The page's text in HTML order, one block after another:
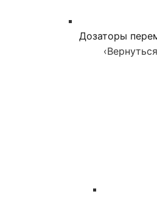
Дозаторы
‹